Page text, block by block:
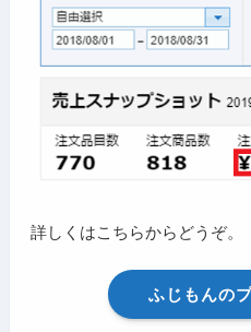
詳しくはこちらからどうぞ。
ふじもんの